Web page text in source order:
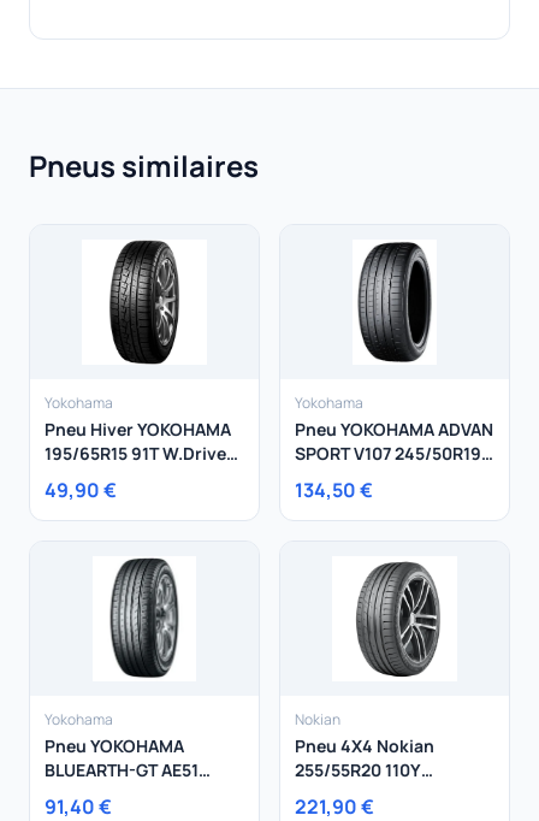
Pneus similaires
Yokohama
Pneu Hiver YOKOHAMA
195/65R15 91T W.Drive
V902A
49,90 €
Yokohama
Pneu YOKOHAMA ADVAN
SPORT V107 245/50R19
105Y
134,50 €
Yokohama
Pneu YOKOHAMA
BLUEARTH-GT AE51
205/60R16 96W
91,40 €
Nokian
Pneu 4X4 Nokian
255/55R20 110Y
POWERPROOF 2 XL
221,90 €